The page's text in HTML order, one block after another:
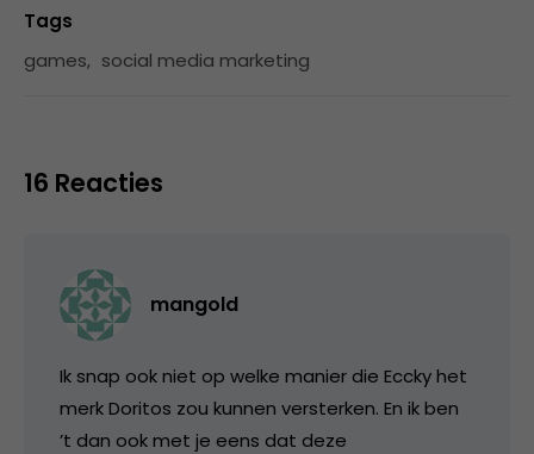
Tags
games, social media marketing
16 Reacties
mangold
Ik snap ook niet op welke manier die Eccky het
merk Doritos zou kunnen versterken. En ik ben
’t dan ook met je eens dat deze